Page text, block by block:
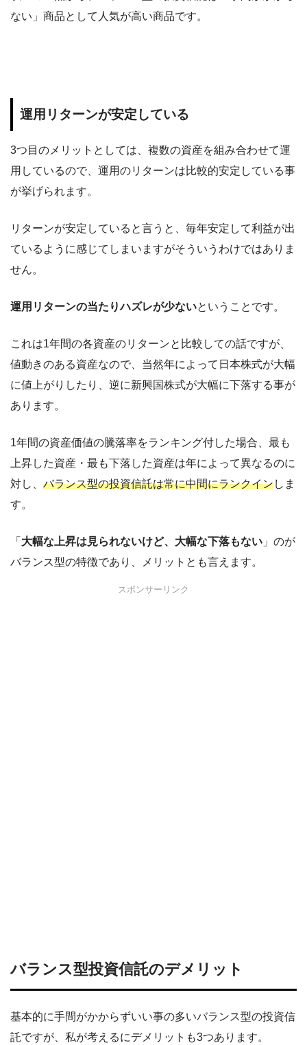
ない」商品として人気が高い商品です。
運用リターンが安定している
3つ目のメリットとしては、複数の資産を組み合わせて運
用しているので、運用のリターンは比較的安定している事
が挙げられます。
リターンが安定していると言うと、毎年安定して利益が出
ているように感じてしまいますがそういうわけではありま
せん。
運用リターンの当たりハズレが少ないということです。
これは1年間の各資産のリターンと比較しての話ですが、
値動きのある資産なので、当然年によって日本株式が大幅
に値上がりしたり、逆に新興国株式が大幅に下落する事が
あります。
1年間の資産価値の騰落率をランキング付した場合、最も
上昇した資産・最も下落した資産は年によって異なるのに
対し、 バランス型の投資信託は常に中間にランクインしま
す。
「 大幅な上昇は見られないけど、大幅な下落もない 」のが
バランス型の特徴であり、メリットとも言えます。
スポンサーリンク
バランス型投資信託のデメリット
基本的に手間がかからずいい事の多いバランス型の投資信
託ですが、私が考えるにデメリットも3つあります。